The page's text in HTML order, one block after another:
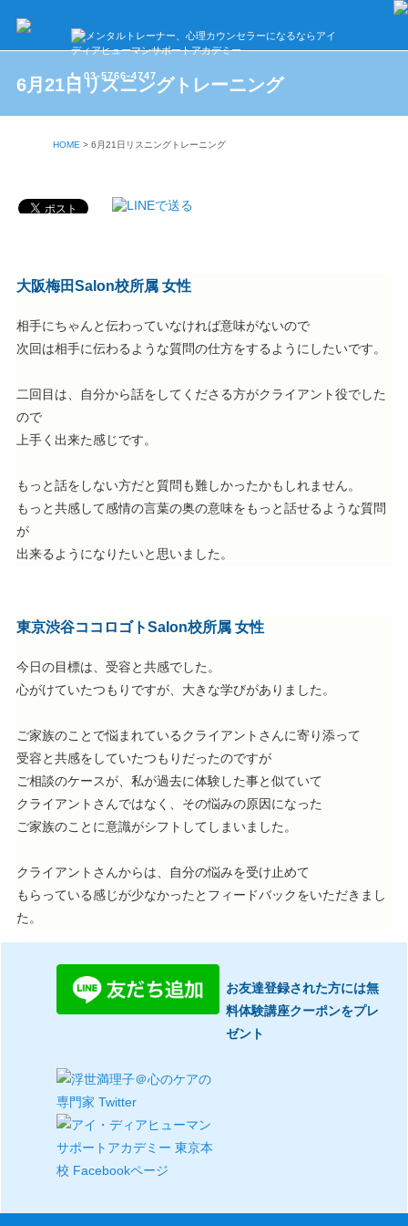
03-5766-4747
6月21日リスニングトレーニング
HOME > 6月21日リスニングトレーニング
大阪梅田Salon校所属 女性
相手にちゃんと伝わっていなければ意味がないので
次回は相手に伝わるような質問の仕方をするようにしたいです。
二回目は、自分から話をしてくださる方がクライアント役でした
ので
上手く出来た感じです。
もっと話をしない方だと質問も難しかったかもしれません。
もっと共感して感情の言葉の奥の意味をもっと話せるような質問
が
出来るようになりたいと思いました。
東京渋谷ココロゴトSalon校所属 女性
今日の目標は、受容と共感でした。
心がけていたつもりですが、大きな学びがありました。
ご家族のことで悩まれているクライアントさんに寄り添って
受容と共感をしていたつもりだったのですが
ご相談のケースが、私が過去に体験した事と似ていて
クライアントさんではなく、その悩みの原因になった
ご家族のことに意識がシフトしてしまいました。
クライアントさんからは、自分の悩みを受け止めて
もらっている感じが少なかったとフィードバックをいただきまし
た。
お友達登録された方には無
料体験講座クーポンをプレ
ゼント